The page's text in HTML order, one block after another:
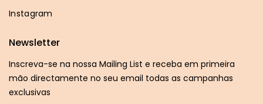
Instagram
Newsletter
Inscreva-se na nossa Mailing List e receba em primeira
mão directamente no seu email todas as campanhas
exclusivas